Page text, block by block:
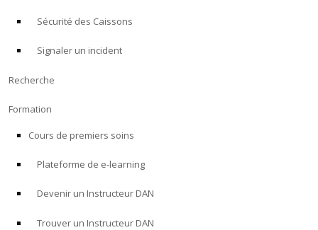
Sécurité des Caissons
Signaler un incident
Recherche
Formation
Cours de premiers soins
Plateforme de e-learning
Devenir un Instructeur DAN
Trouver un Instructeur DAN